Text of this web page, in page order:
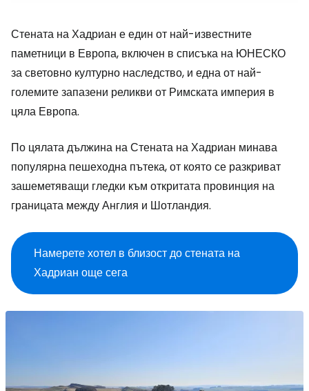
Стената на Хадриан е един от най-известните
паметници в Европа, включен в списъка на ЮНЕСКО
за световно културно наследство, и една от най-
големите запазени реликви от Римската империя в
цяла Европа.
По цялата дължина на Стената на Хадриан минава
популярна пешеходна пътека, от която се разкриват
зашеметяващи гледки към откритата провинция на
границата между Англия и Шотландия.
Намерете хотел в близост до стената на
Хадриан още сега